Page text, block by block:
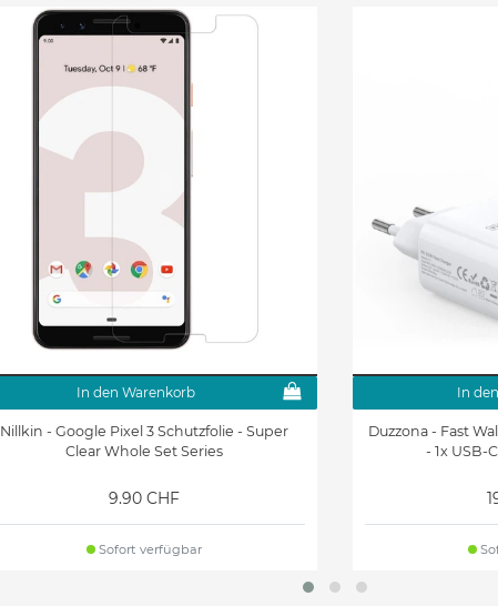
In den Warenkorb
Nillkin - Google Pixel 3 Schutzfolie - Super
Clear Whole Set Series
9.90 CHF
Sofort verfügbar
In
Duzzona - Fast
- 1x USB-